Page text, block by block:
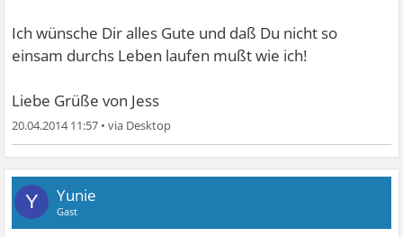
Ich wünsche Dir alles Gute und daß Du nicht so
einsam durchs Leben laufen mußt wie ich!
Liebe Grüße von Jess
20.04.2014 11:57 •
Y Yunie
Gast